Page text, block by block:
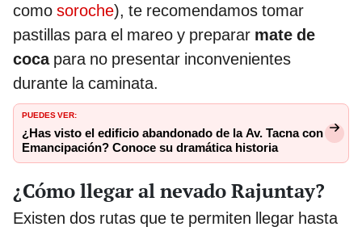
como soroche), te recomendamos tomar
pastillas para el mareo y preparar mate de
cocapara no presentar inconvenientes
durante la caminata.
PUEDES VER:
¿Has visto el edificio abandonado de la Av. Tacna con
Emancipación? Conoce su dramática historia
¿Cómo llegar al nevado Rajuntay?
Existen dos rutas que te permiten llegar hasta